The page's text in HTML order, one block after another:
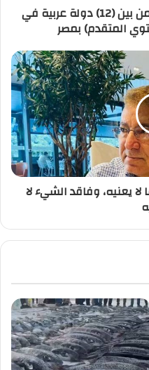
ليبيا تتحصل على المركز الأول من بين (12) دولة عربية في
المتقدم) بمصر
يعنيه، وفاقد الشيء لا